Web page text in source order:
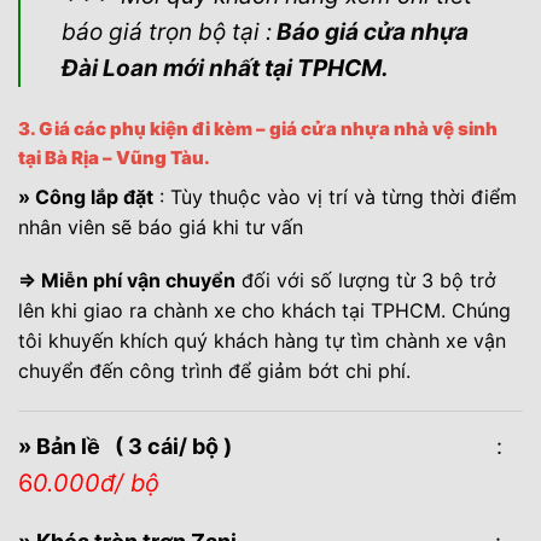
báo giá trọn bộ tại :Báo giá cửa nhựa
Đài Loan mới nhấttại TPHCM.
3. Giá các phụ kiện đi kèm – giá cửa nhựa nhà vệ sinh
tại Bà Rịa – Vũng Tàu.
» Công lắp đặt : Tùy thuộc vào vị trí và từng thời điểm
nhân viên sẽ báo giá khi tư vấn
⇒ Miễn phí vận chuyển đối với số lượng từ 3 bộ trở
lên khi giao ra chành xe cho khách tại TPHCM. Chúng
tôi khuyến khích quý khách hàng tự tìm chành xe vận
chuyển đến công trình để giảm bớt chi phí.
» Bản lề ( 3 cái/ bộ ) :
60.000đ/ bộ